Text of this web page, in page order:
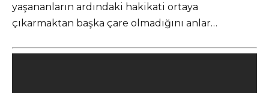
yaşananların ardındaki hakikati ortaya
çıkarmaktan başka çare olmadığını anlar…